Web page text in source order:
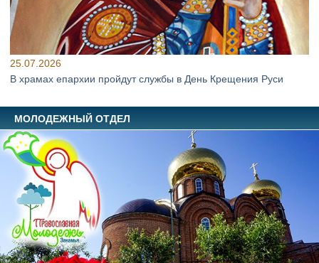
25.07.2026
В храмах епархии пройдут службы в День Крещения Руси
МОЛОДЕЖНЫЙ ОТДЕЛ